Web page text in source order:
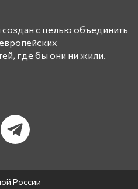
с целью объединить
где бы они ни жили.
России